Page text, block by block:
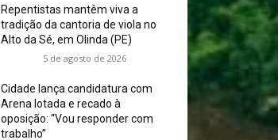
Repentistas mantêm viva a
tradição da cantoria de viola no
Alto da Sé, em Olinda (PE)
5 de agosto de 2026
Cidade lança candidatura com
Arena lotada e recado à
oposição: “Vou responder com
trabalho”